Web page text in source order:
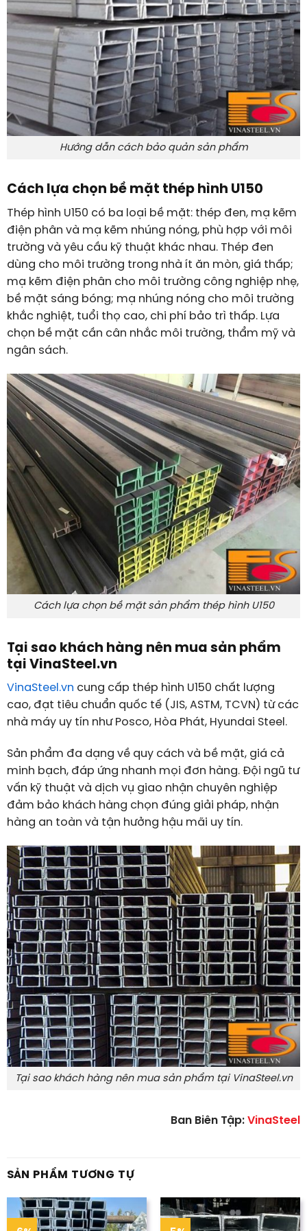
Hướng dẫn cách bảo quản sản phẩm
Cách lựa chọn bề mặt thép hình U150
Thép hình U150 có ba loại bề mặt: thép đen, mạ kẽm
điện phân và mạ kẽm nhúng nóng, phù hợp với môi
trường và yêu cầu kỹ thuật khác nhau. Thép đen
dùng cho môi trường trong nhà ít ăn mòn, giá thấp;
mạ kẽm điện phân cho môi trường công nghiệp nhẹ,
bề mặt sáng bóng; mạ nhúng nóng cho môi trường
khắc nghiệt, tuổi thọ cao, chi phí bảo trì thấp. Lựa
chọn bề mặt cần cân nhắc môi trường, thẩm mỹ và
ngân sách.
Cách lựa chọn bề mặt sản phẩm thép hình U150
Tại sao khách hàng nên mua sản phẩm
tại VinaSteel.vn
VinaSteel.vn cung cấp thép hình U150 chất lượng
cao, đạt tiêu chuẩn quốc tế (JIS, ASTM, TCVN) từ các
nhà máy uy tín như Posco, Hòa Phát, Hyundai Steel.
Sản phẩm đa dạng về quy cách và bề mặt, giá cả
minh bạch, đáp ứng nhanh mọi đơn hàng. Đội ngũ tư
vấn kỹ thuật và dịch vụ giao nhận chuyên nghiệp
đảm bảo khách hàng chọn đúng giải pháp, nhận
hàng an toàn và tận hưởng hậu mãi uy tín.
Tại sao khách hàng nên mua sản phẩm tại VinaSteel.vn
Ban Biên Tập:VinaSteel
SẢN PHẨM TƯƠNG TỰ